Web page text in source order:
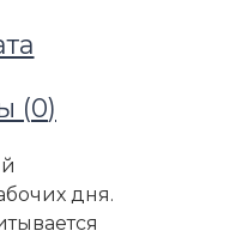
(0)
дня.